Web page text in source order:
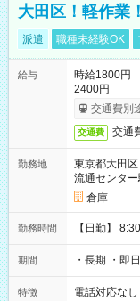
大田区！軽作業
派遣 職種未経験OK
給与
時給1800円
2400円
交通費別
交通費 交通
勤務地
東京都大田区
流通センタ
倉庫
勤務時間 【日勤】
期間 ・長期 ・即
特徴 電話対応なし